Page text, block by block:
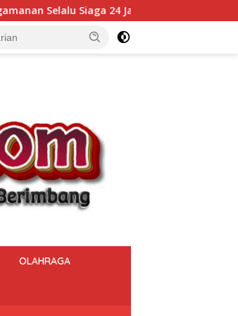
Kalapas Muara Beliti Kumpulkan
OLAHRAGA